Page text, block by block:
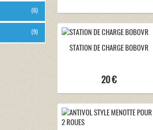
(6)
(9)
STATION DE CHARGE BOBOVR
20 €